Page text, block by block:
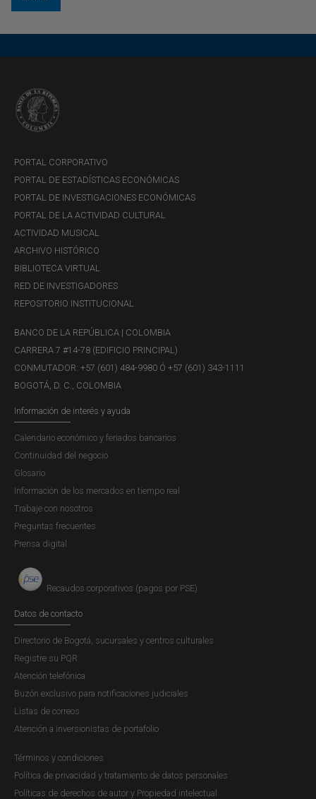
PORTAL CORPORATIVO
PORTAL DE ESTADÍSTICAS ECONÓMICAS
PORTAL DE INVESTIGACIONES ECONÓMICAS
PORTAL DE LA ACTIVIDAD CULTURAL
ACTIVIDAD MUSICAL
ARCHIVO HISTÓRICO
BIBLIOTECA VIRTUAL
RED DE INVESTIGADORES
REPOSITORIO INSTITUCIONAL
BANCO DE LA REPÚBLICA | COLOMBIA
CARRERA 7 #14-78 (EDIFICIO PRINCIPAL)
CONMUTADOR: +57 (601) 484-9980 Ó +57 (601) 343-1111
BOGOTÁ, D. C., COLOMBIA
Información de interés y ayuda
Calendario económico y feriados bancarios
Continuidad del negocio
Glosario
Información de los mercados en tiempo real
Trabaje con nosotros
Preguntas frecuentes
Prensa digital
Recaudos corporativos (pagos por PSE)
Datos de contacto
Directorio de Bogotá, sucursales y centros culturales
Registre su PQR
Atención telefónica
Buzón exclusivo para notificaciones judiciales
Listas de correos
Atención a inversionistas de portafolio
Términos y condiciones
Política de privacidad y tratamiento de datos personales
Políticas de derechos de autor y Propiedad intelectual